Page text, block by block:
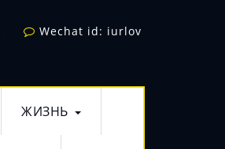
Wechat id: iurlov
ЖИЗНЬ